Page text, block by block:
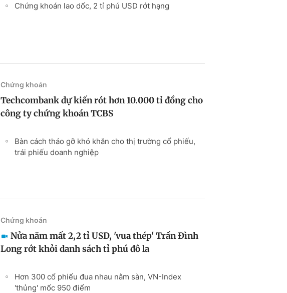
Chứng khoán lao dốc, 2 tỉ phú USD rớt hạng
Chứng khoán
Techcombank dự kiến rót hơn 10.000 tỉ đồng cho
công ty chứng khoán TCBS
Bàn cách tháo gỡ khó khăn cho thị trường cổ phiếu,
trái phiếu doanh nghiệp
Chứng khoán
Nửa năm mất 2,2 tỉ USD, 'vua thép' Trần Đình
Long rớt khỏi danh sách tỉ phú đô la
Hơn 300 cổ phiếu đua nhau nằm sàn, VN-Index
'thủng' mốc 950 điểm